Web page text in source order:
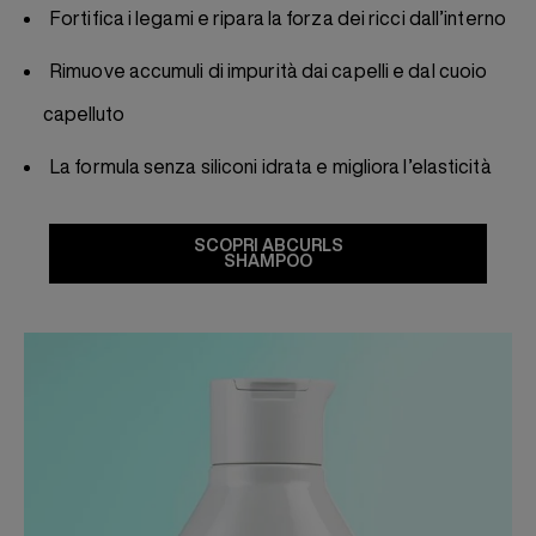
Fortifica i legami e ripara la forza dei ricci dall’interno
Rimuove accumuli di impurità dai capelli e dal cuoio
capelluto
La formula senza siliconi idrata e migliora l’elasticità
SCOPRI ABCURLS
SHAMPOO